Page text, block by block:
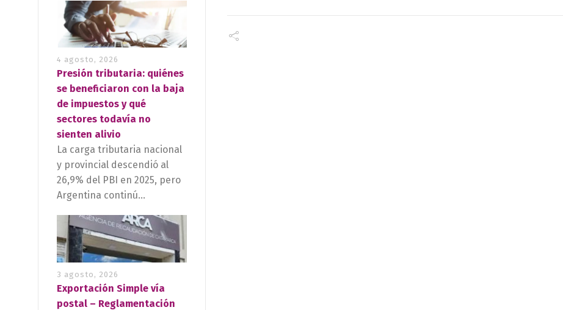
4 agosto, 2026
Presión tributaria: quiénes
se beneficiaron con la baja
de impuestos y qué
sectores todavía no
sienten alivio
La carga tributaria nacional
y provincial descendió al
26,9% del PBI en 2025, pero
Argentina continú...
3 agosto, 2026
Exportación Simple vía
postal – Reglamentación